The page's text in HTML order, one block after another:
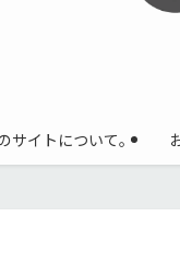
サイトについて。